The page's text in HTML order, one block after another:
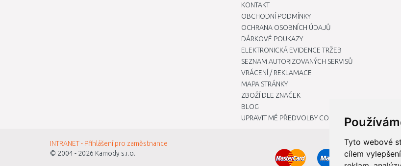
Tyto webové
cílem
KONTAKT
OBCHODNÍ PODMÍNKY
OCHRANA OSOBNÍCH ÚDAJŮ
DÁRKOVÉ POUKAZY
ELEKTRONICKÁ EVIDENCE TRŽEB
SEZNAM AUTORIZOVANÝCH SERVISŮ
VRÁCENÍ / REKLAMACE
MAPA STRÁNKY
ZBOŽÍ DLE ZNAČEK
BLOG
UPRAVIT MÉ PŘEDVOLBY COOKIES
INTRANET - Přihlášení pro zaměstnance
© 2004 - 2026 Kamody s.r.o.